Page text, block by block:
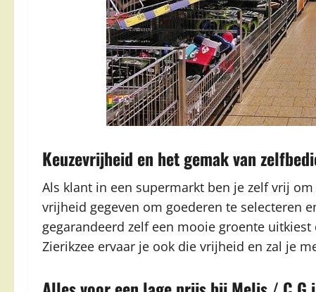
Keuzevrijheid en het gemak van
Als klant in een supermarkt ben je zelf vrij
vrijheid gegeven om goederen te selecteren
gegarandeerd zelf een mooie groente
Zierikzee ervaar je ook die vrijheid en zal je